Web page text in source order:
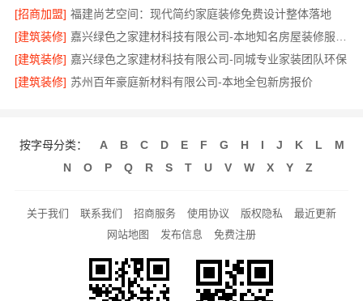
[招商加盟] 福建尚艺空间：现代简约家庭装修免费设计整体落地
[建筑装修]
[建筑装修] 嘉兴绿色之家建材科技有限公司-同城专业家装团队环保
[建筑装修] 苏州百年豪庭新材料有限公司-本地全包新房报价
按字母分类： A B C D E F G H I J K L
M
N
O P Q R S T U V W X Y Z
关于我们 联系我们 招商服务 使用协议 版权隐私
最近更新
网站地图
发布信息 免费注册